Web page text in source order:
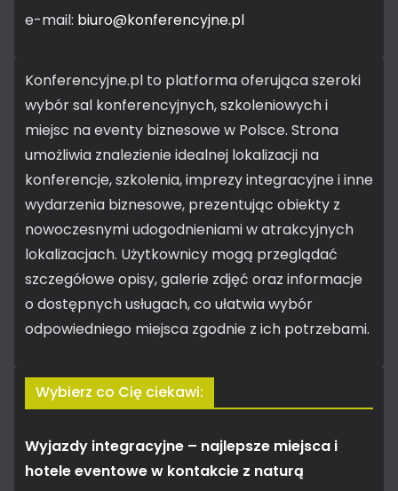
e-mail: biuro@konferencyjne.pl
Konferencyjne.pl to platforma oferująca szeroki
wybór sal konferencyjnych, szkoleniowych i
miejsc na eventy biznesowe w Polsce. Strona
umożliwia znalezienie idealnej lokalizacji na
konferencje, szkolenia, imprezy integracyjne i inne
wydarzenia biznesowe, prezentując obiekty z
nowoczesnymi udogodnieniami w atrakcyjnych
lokalizacjach. Użytkownicy mogą przeglądać
szczegółowe opisy, galerie zdjęć oraz informacje
o dostępnych usługach, co ułatwia wybór
odpowiedniego miejsca zgodnie z ich potrzebami.
Wybierz co Cię ciekawi:
Wyjazdy integracyjne – najlepsze miejsca i
hotele eventowe w kontakcie z naturą